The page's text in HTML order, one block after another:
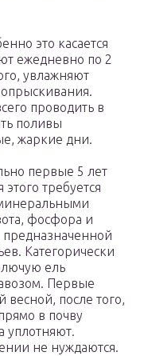
это касается
ежедневно по 2
увлажняют
проводить в
поливы
жаркие дни.
первые 5 лет
требуется
фосфора и
Категорически
ель
Первые
после того,
в почву
уплотняют.
не нуждаются.